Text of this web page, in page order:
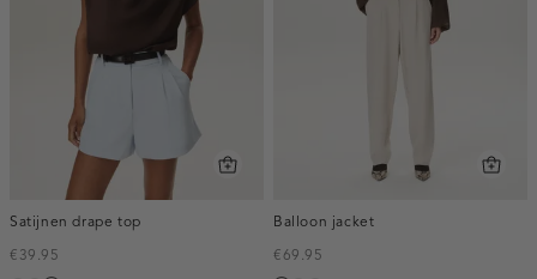
Satijnen drape top
€39.95
Balloon jacket
€69.95